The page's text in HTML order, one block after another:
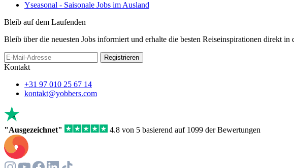
Yseasonal - Saisonale Jobs im Ausland
Bleib auf dem Laufenden
Bleib über die neuesten Jobs informiert und erhalte die besten Reiseinspirationen direkt
Registrieren
Kontakt
+31 97 010 25 67 14
kontakt@yobbers.com
"Ausgezeichnet" 4.8 von 5 basierend auf 1099 der Bewertungen